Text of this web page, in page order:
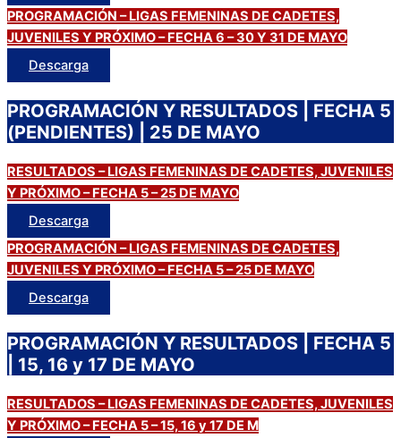
PROGRAMACIÓN – LIGAS FEMENINAS DE CADETES,
JUVENILES Y PRÓXIMO – FECHA 6 – 30 Y 31 DE MAYO
Descarga
PROGRAMACIÓN Y RESULTADOS | FECHA 5
(PENDIENTES) | 25 DE MAYO
RESULTADOS – LIGAS FEMENINAS DE CADETES, JUVENILES
Y PRÓXIMO – FECHA 5 – 25 DE MAYO
Descarga
PROGRAMACIÓN – LIGAS FEMENINAS DE CADETES,
JUVENILES Y PRÓXIMO – FECHA 5 – 25 DE MAYO
Descarga
PROGRAMACIÓN Y RESULTADOS | FECHA 5
| 15, 16 y 17 DE MAYO
RESULTADOS – LIGAS FEMENINAS DE CADETES, JUVENILES
Y PRÓXIMO – FECHA 5 – 15, 16 y 17 DE M